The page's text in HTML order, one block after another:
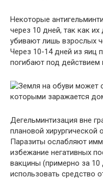
Некоторые
через 10 дней, так как
убивают лишь взрослых
Через 10-14 дней из яиц
погибают под
Дегельминтизация вне
плановой хирургической
Паразиты ослабляют
избежание негативных
вакцины (примерно за
использовать средство